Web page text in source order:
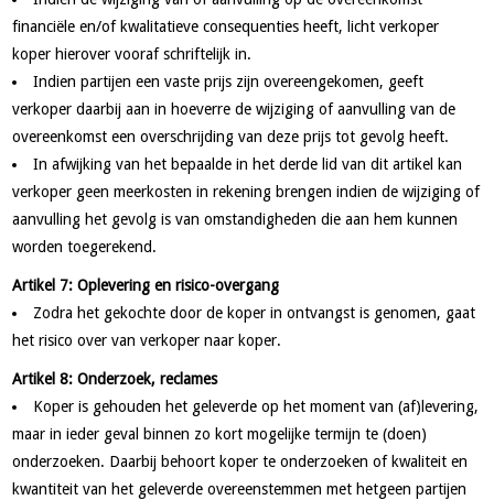
financiële en/of kwalitatieve consequenties heeft, licht verkoper
koper hierover vooraf schriftelijk in.
Indien partijen een vaste prijs zijn overeengekomen, geeft
verkoper daarbij aan in hoeverre de wijziging of aanvulling van de
overeenkomst een overschrijding van deze prijs tot gevolg heeft.
In afwijking van het bepaalde in het derde lid van dit artikel kan
verkoper geen meerkosten in rekening brengen indien de wijziging of
aanvulling het gevolg is van omstandigheden die aan hem kunnen
worden toegerekend.
Artikel 7: Oplevering en risico-overgang
Zodra het gekochte door de koper in ontvangst is genomen, gaat
het risico over van verkoper naar koper.
Artikel 8: Onderzoek, reclames
Koper is gehouden het geleverde op het moment van (af)levering,
maar in ieder geval binnen zo kort mogelijke termijn te (doen)
onderzoeken. Daarbij behoort koper te onderzoeken of kwaliteit en
kwantiteit van het geleverde overeenstemmen met hetgeen partijen